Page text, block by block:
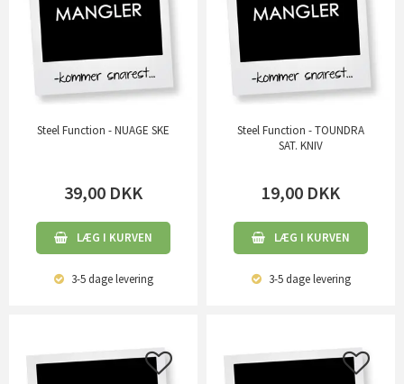
Steel Function - NUAGE SKE
39,00 DKK
LÆG I KURVEN
3-5 dagelevering
Steel Function - TOUNDRA
SAT. KNIV
19,00 DKK
LÆG I KURVEN
3-5 dagelevering